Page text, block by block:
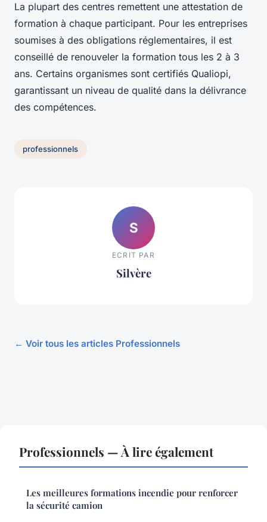
La plupart des centres remettent une attestation de
formation à chaque participant. Pour les entreprises
soumises à des obligations réglementaires, il est
conseillé de renouveler la formation tous les 2 à 3
ans. Certains organismes sont certifiés Qualiopi,
garantissant un niveau de qualité dans la délivrance
des compétences.
professionnels
S
ECRIT PAR
Silvère
← Voir tous les articles Professionnels
Professionnels — À lire également
Les meilleures formations incendie pour renforcer
la sécurité camion